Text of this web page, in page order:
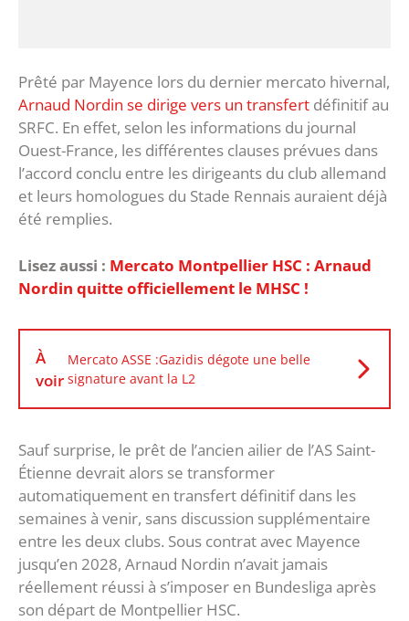
Prêté par Mayence lors du dernier mercato hivernal,
Arnaud Nordin se dirige vers un transfert définitif au
SRFC. En effet, selon les informations du journal
Ouest-France, les différentes clauses prévues dans
l’accord conclu entre les dirigeants du club allemand
et leurs homologues du Stade Rennais auraient déjà
été remplies.
Lisez aussi : Mercato Montpellier HSC : Arnaud
Nordin quitte officiellement le MHSC !
À
voir
Mercato ASSE :Gazidis dégote une belle
signature avant la L2
Sauf surprise, le prêt de l’ancien ailier de l’AS Saint-
Étienne devrait alors se transformer
automatiquement en transfert définitif dans les
semaines à venir, sans discussion supplémentaire
entre les deux clubs. Sous contrat avec Mayence
jusqu’en 2028, Arnaud Nordin n’avait jamais
réellement réussi à s’imposer en Bundesliga après
son départ de Montpellier HSC.